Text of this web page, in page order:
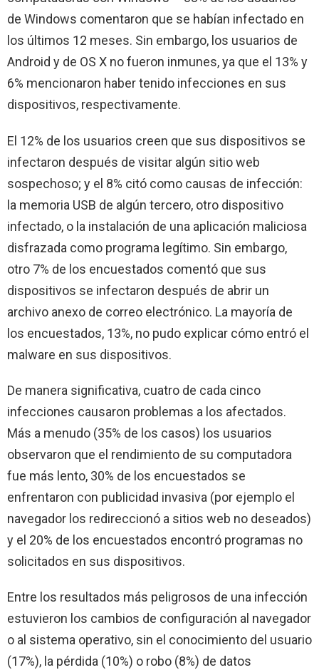
de Windows comentaron que se habían infectado en
los últimos 12 meses. Sin embargo, los usuarios de
Android y de OS X no fueron inmunes, ya que el 13% y
6% mencionaron haber tenido infecciones en sus
dispositivos, respectivamente.
El 12% de los usuarios creen que sus dispositivos se
infectaron después de visitar algún sitio web
sospechoso; y el 8% citó como causas de infección:
la memoria USB de algún tercero, otro dispositivo
infectado, o la instalación de una aplicación maliciosa
disfrazada como programa legítimo. Sin embargo,
otro 7% de los encuestados comentó que sus
dispositivos se infectaron después de abrir un
archivo anexo de correo electrónico. La mayoría de
los encuestados, 13%, no pudo explicar cómo entró el
malware en sus dispositivos.
De manera significativa, cuatro de cada cinco
infecciones causaron problemas a los afectados.
Más a menudo (35% de los casos) los usuarios
observaron que el rendimiento de su computadora
fue más lento, 30% de los encuestados se
enfrentaron con publicidad invasiva (por ejemplo el
navegador los redireccionó a sitios web no deseados)
y el 20% de los encuestados encontró programas no
solicitados en sus dispositivos.
Entre los resultados más peligrosos de una infección
estuvieron los cambios de configuración al navegador
o al sistema operativo, sin el conocimiento del usuario
(17%), la pérdida (10%) o robo (8%) de datos